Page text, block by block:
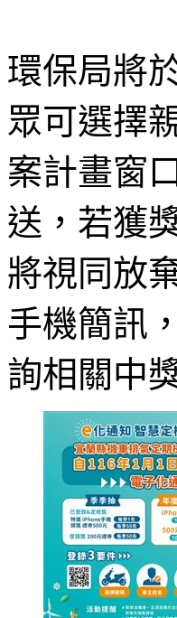
環保局將
眾可選擇
案計畫窗
送，若獲
將視同放
手機簡訊
詢相關中